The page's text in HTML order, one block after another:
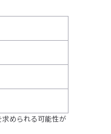
められる可能性が